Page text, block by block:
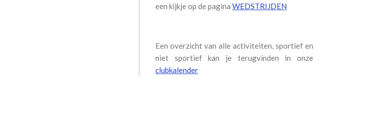
een kijkje op de pagina WEDSTRIJDEN
Een overzicht van alle activiteiten, sportief en
niet sportief kan je terugvinden in onze
clubkalender